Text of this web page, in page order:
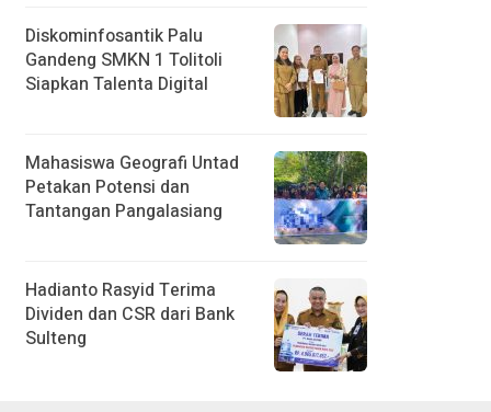
Diskominfosantik Palu
Gandeng SMKN 1 Tolitoli
Siapkan Talenta Digital
Mahasiswa Geografi Untad
Petakan Potensi dan
Tantangan Pangalasiang
Hadianto Rasyid Terima
Dividen dan CSR dari Bank
Sulteng